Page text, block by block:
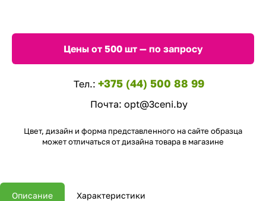
Цены от 500 шт — по запросу
Тел.: +375 (44) 500 88 99
Почта: opt@3ceni.by
Цвет, дизайн и форма представленного на сайте образца
может отличаться от дизайна товара в магазине
Описание Характеристики